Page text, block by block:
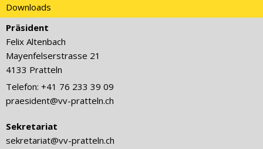
Downloads
Präsident
Felix Altenbach
Mayenfelserstrasse 21
4133 Pratteln
Telefon: +41 76 233 39 09
praesident@vv-pratteln.ch
Sekretariat
sekretariat@vv-pratteln.ch